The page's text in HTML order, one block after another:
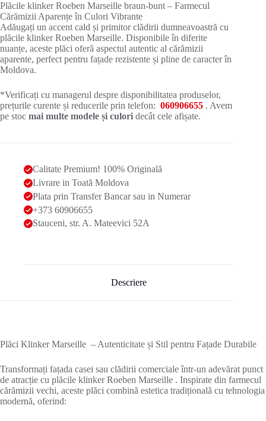
Plăcile klinker Roeben Marseille braun-bunt – Farmecul
Cărămizii Aparențe în Culori Vibrante
Adăugați un accent cald și primitor clădirii dumneavoastră cu
plăcile klinker Roeben Marseille. Disponibile în diferite
nuanțe, aceste plăci oferă aspectul autentic al cărămizii
aparente, perfect pentru fațade rezistente și pline de caracter în
Moldova.
*Verificați cu managerul despre disponibilitatea produselor,
prețurile curente și reducerile prin telefon: 060906655 . Avem
pe stoc mai multe modele și culori decât cele afișate.
Calitate Premium! 100% Originală
Livrare in Toată Moldova
Plata prin Transfer Bancar sau in Numerar
+373 60906655
Stauceni, str. A. Mateevici 52A
Descriere
Plăci Klinker Marseille – Autenticitate și Stil pentru Fațade Durabile
Transformați fațada casei sau clădirii comerciale într-un adevărat punct
de atracție cu plăcile klinker Roeben Marseille . Inspirate din farmecul
cărămizii vechi, aceste plăci combină estetica tradițională cu tehnologia
modernă, oferind: